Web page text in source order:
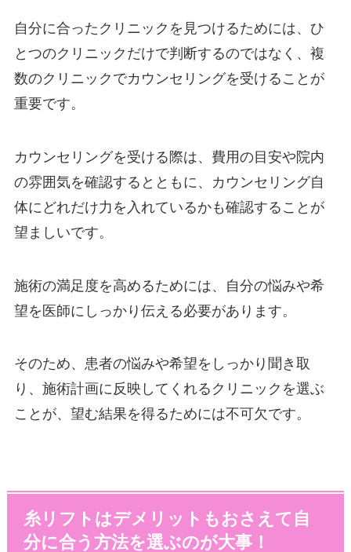
自分に合ったクリニックを見つけるためには、ひ
とつのクリニックだけで判断するのではなく、複
数のクリニックでカウンセリングを受けることが
重要です。
カウンセリングを受ける際は、費用の目安や院内
の雰囲気を確認するとともに、カウンセリング自
体にどれだけ力を入れているかも確認することが
望ましいです。
施術の満足度を高めるためには、自分の悩みや希
望を医師にしっかり伝える必要があります。
そのため、患者の悩みや希望をしっかり聞き取
り、施術計画に反映してくれるクリニックを選ぶ
ことが、望む結果を得るためには不可欠です。
糸リフトはデメリットもおさえて自
分に合う方法を選ぶのが大事！